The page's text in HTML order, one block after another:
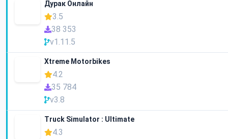
Дурак Онлайн
3.5
38 353
v1.11.5
Xtreme Motorbikes
4.2
35 784
v3.8
Truck Simulator : Ultimate
4.3